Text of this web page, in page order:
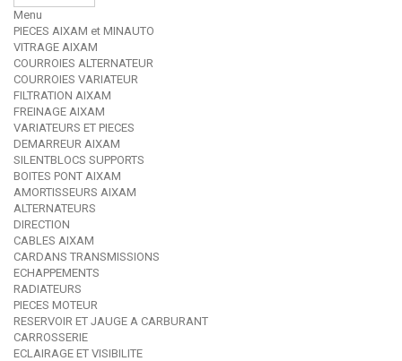
Menu
PIECES AIXAM et MINAUTO
VITRAGE AIXAM
COURROIES ALTERNATEUR
COURROIES VARIATEUR
FILTRATION AIXAM
FREINAGE AIXAM
VARIATEURS ET PIECES
DEMARREUR AIXAM
SILENTBLOCS SUPPORTS
BOITES PONT AIXAM
AMORTISSEURS AIXAM
ALTERNATEURS
DIRECTION
CABLES AIXAM
CARDANS TRANSMISSIONS
ECHAPPEMENTS
RADIATEURS
PIECES MOTEUR
RESERVOIR ET JAUGE A CARBURANT
CARROSSERIE
ECLAIRAGE ET VISIBILITE